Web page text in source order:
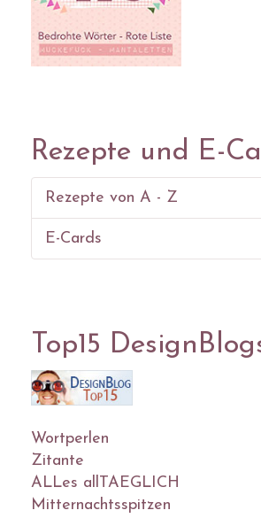
Rezepte und E-
Rezepte von A - Z
E-Cards
Top15
Wortperlen
Zitante
ALLes allTAEGLICH
Mitternachtsspitzen